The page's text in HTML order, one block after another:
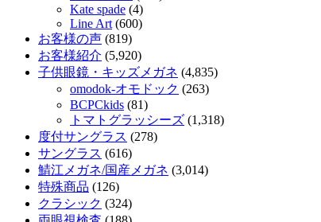
Kate spade (4)
Line Art (600)
お客様の声 (819)
お客様紹介 (5,920)
子供眼鏡・キッズメガネ (4,835)
omodok-オモドック (263)
BCPCkids (81)
トマトグラッシーズ (1,318)
度付サングラス (278)
サングラス (616)
鯖江メガネ/国産メガネ (3,014)
特殊商品 (126)
クラシック (324)